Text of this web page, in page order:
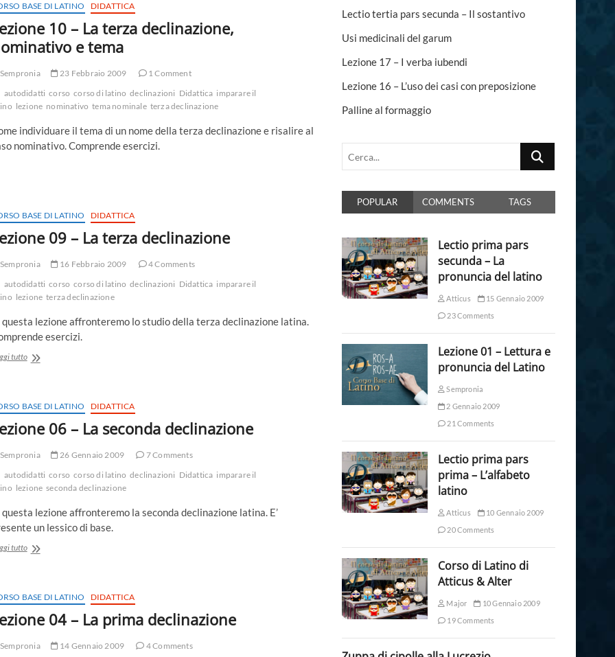
BASE DI LATINO DIDATTICA
10 – La terza declinazione,
e tema
23 Febbraio 2009
1 Comment
autodidatti corso corso di latino declinazioni Didattica imparare il
lezione nominativo tema nominale terza declinazione
individuare il tema di un nome della terza declinazione e risalire al
nominativo. Comprende esercizi.
BASE DI LATINO DIDATTICA
09 – La terza declinazione
16 Febbraio 2009
4 Comments
autodidatti corso corso di latino declinazioni Didattica imparare il
lezione terza declinazione
questa lezione affronteremo lo studio della terza declinazione latina.
esercizi.
tuttoLezione
terza
BASE DI LATINO DIDATTICA
06 – La seconda declinazione
26 Gennaio 2009
7 Comments
autodidatti corso corso di latino declinazioni Didattica imparare il
lezione seconda declinazione
questa lezione affronteremo la seconda declinazione latina. E’
un lessico di base.
tuttoLezione
seconda
BASE DI LATINO DIDATTICA
04 – La prima declinazione
14 Gennaio 2009
4 Comments
Lectio tertia pars secunda – Il sostantivo
Usi medicinali del garum
Lezione 17 – I verba iubendi
Lezione 16 – L’uso dei casi con preposizione
Palline al formaggio
Cerca...
POPULAR COMMENTS TAGS
Lectio prima pars
secunda – La
pronuncia del latino
Atticus
15 Gennaio 2009
23 Comments
Lezione 01 – Lettura e
pronuncia del Latino
Sempronia
2 Gennaio 2009
21 Comments
Lectio prima pars
prima – L’alfabeto
latino
Atticus
10 Gennaio 2009
20 Comments
Corso di Latino di
Atticus & Alter
Major
10 Gennaio 2009
19 Comments